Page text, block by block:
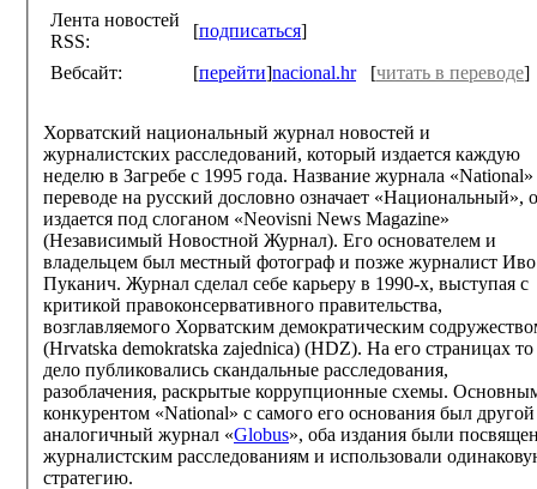
Лента новостей
RSS:
[подписаться]
Вебсайт: [перейти]nacional.hr [читать в переводе]
Хорватский национальный журнал новостей и
журналистских расследований, который издается каждую
неделю в Загребе с 1995 года. Название журнала «National»
переводе на русский дословно означает «Национальный»,
издается под слоганом «Neovisni News Magazine»
(Независимый Новостной Журнал). Его основателем и
владельцем был местный фотограф и позже журналист Иво
Пуканич. Журнал сделал себе карьеру в 1990-х, выступая с
критикой правоконсервативного правительства,
возглавляемого Хорватским демократическим
(Hrvatska demokratska zajednica) (HDZ). На его страницах
дело публиковались скандальные расследования,
разоблачения, раскрытые коррупционные схемы.
конкурентом «National» с самого его основания был другой
аналогичный журнал «Globus», оба издания были
журналистским расследованиям и использовали
стратегию.